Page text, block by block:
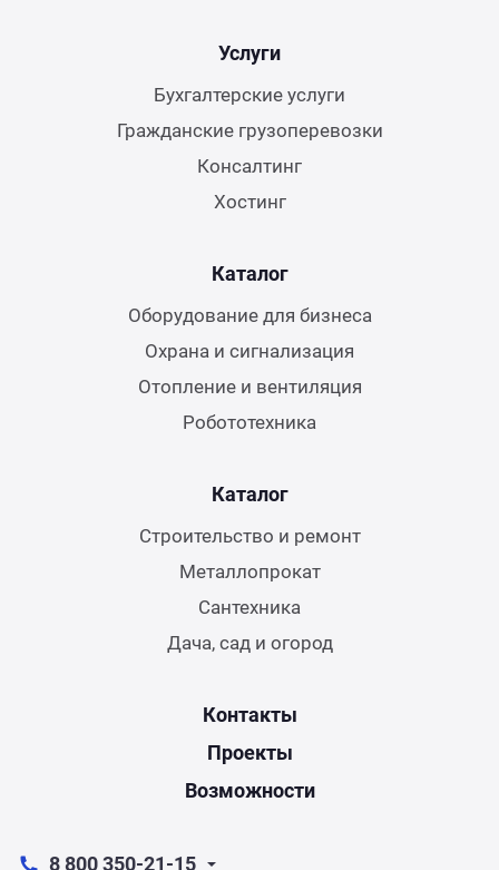
Услуги
Бухгалтерские услуги
Гражданские грузоперевозки
Консалтинг
Хостинг
Каталог
Оборудование для бизнеса
Охрана и сигнализация
Отопление и вентиляция
Робототехника
Каталог
Строительство и ремонт
Металлопрокат
Сантехника
Дача, сад и огород
Контакты
Проекты
Возможности
8 800 350-21-15